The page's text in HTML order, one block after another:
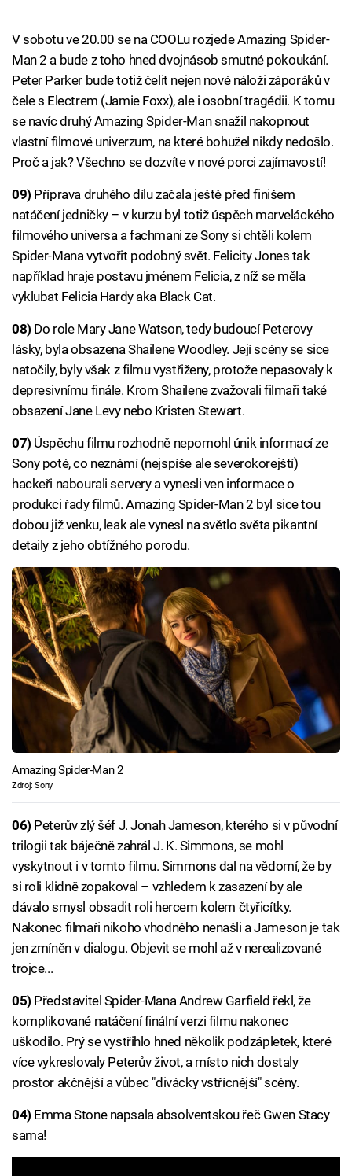
V sobotu ve 20.00 se na COOLu rozjede Amazing Spider-
Man 2 a bude z toho hned dvojnásob smutné pokoukání.
Peter Parker bude totiž čelit nejen nové náloži záporáků v
čele s Electrem (Jamie Foxx), ale i osobní tragédii. K tomu
se navíc druhý Amazing Spider-Man snažil nakopnout
vlastní filmové univerzum, na které bohužel nikdy nedošlo.
Proč a jak? Všechno se dozvíte v nové porci zajímavostí!
09) Příprava druhého dílu začala ještě před finišem
natáčení jedničky – v kurzu byl totiž úspěch marveláckého
filmového universa a fachmani ze Sony si chtěli kolem
Spider-Mana vytvořit podobný svět. Felicity Jones tak
například hraje postavu jménem Felicia, z níž se měla
vyklubat Felicia Hardy aka Black Cat.
08) Do role Mary Jane Watson, tedy budoucí Peterovy
lásky, byla obsazena Shailene Woodley. Její scény se sice
natočily, byly však z filmu vystřiženy, protože nepasovaly k
depresivnímu finále. Krom Shailene zvažovali filmaři také
obsazení Jane Levy nebo Kristen Stewart.
07) Úspěchu filmu rozhodně nepomohl únik informací ze
Sony poté, co neznámí (nejspíše ale severokorejští)
hackeři nabourali servery a vynesli ven informace o
produkci řady filmů. Amazing Spider-Man 2 byl sice tou
dobou již venku, leak ale vynesl na světlo světa pikantní
detaily z jeho obtížného porodu.
Amazing Spider-Man 2
Zdroj: Sony
06) Peterův zlý šéf J. Jonah Jameson, kterého si v původní
trilogii tak báječně zahrál J. K. Simmons, se mohl
vyskytnout i v tomto filmu. Simmons dal na vědomí, že by
si roli klidně zopakoval – vzhledem k zasazení by ale
dávalo smysl obsadit roli hercem kolem čtyřicítky.
Nakonec filmaři nikoho vhodného nenašli a Jameson je tak
jen zmíněn v dialogu. Objevit se mohl až v nerealizované
trojce...
05) Představitel Spider-Mana Andrew Garfield řekl, že
komplikované natáčení finální verzi filmu nakonec
uškodilo. Prý se vystřihlo hned několik podzápletek, které
více vykreslovaly Peterův život, a místo nich dostaly
prostor akčnější a vůbec "divácky vstřícnější" scény.
04) Emma Stone napsala absolventskou řeč Gwen Stacy
sama!